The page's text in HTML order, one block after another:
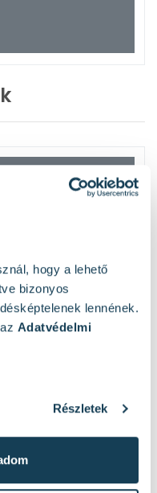
hogy a lehető
bizonyos
lennének.
Adatvédelmi
Részletek